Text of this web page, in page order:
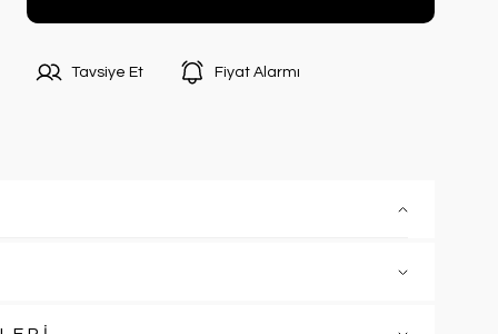
Tavsiye Et Fiyat Alarmı